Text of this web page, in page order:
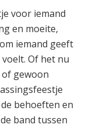
voor iemand
en moeite,
iemand geeft
Of het nu
gewoon
behoeften en
band tussen